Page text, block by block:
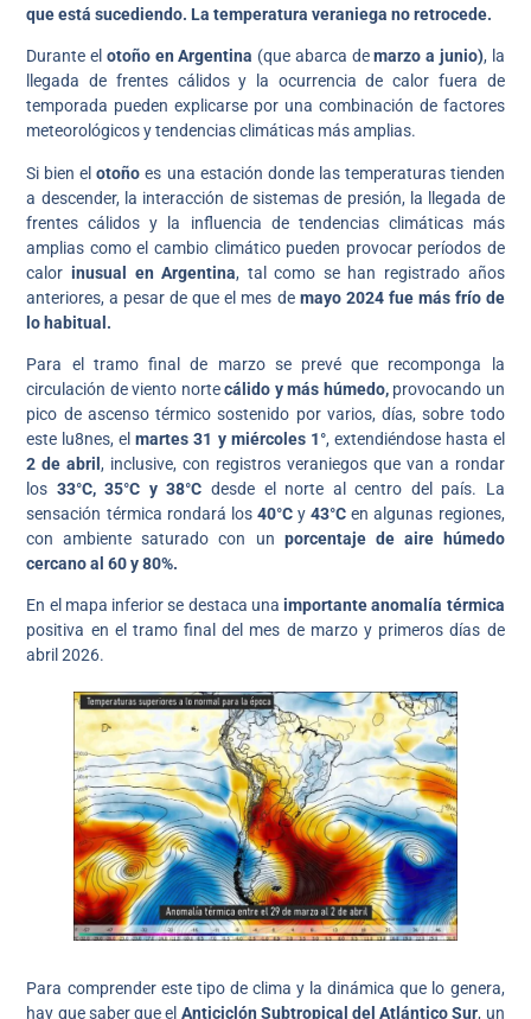
que está sucediendo. La temperatura veraniega no retrocede.
Durante el otoño en Argentina (que abarca demarzo a junio), la
llegada de frentes cálidos y la ocurrencia de calor fuera de
temporada pueden explicarse por una combinación de factores
meteorológicos y tendencias climáticas más amplias.
Si bien elotoño es una estación donde las temperaturas tienden
a descender, la interacción de sistemas de presión, la llegada de
frentes cálidos y la influencia de tendencias climáticas más
amplias como el cambio climático pueden provocar períodos de
calor inusual en Argentina, tal como se han registrado años
anteriores, a pesar de que el mes de mayo 2024 fue más frío de
lo habitual.
Para el tramo final de marzo se prevé que recomponga la
circulación de viento nortecálido y más húmedo, provocando un
pico de ascenso térmico sostenido por varios, días, sobre todo
este lu8nes, elmartes 31 y miércoles 1°, extendiéndose hasta el
2 de abril, inclusive, con registros veraniegos que van a rondar
los 33°C, 35°C y 38°C desde el norte al centro del país. La
sensación térmica rondará los 40°Cy43°C en algunas regiones,
con ambiente saturado con un porcentaje de aire húmedo
cercano al 60 y 80%.
En el mapa inferior se destaca una importante anomalía térmica
positiva en el tramo final del mes de marzo y primeros días de
abril 2026.
Para comprender este tipo de clima y la dinámica que lo genera,
hay que saber que el Anticiclón Subtropical del Atlántico Sur, un